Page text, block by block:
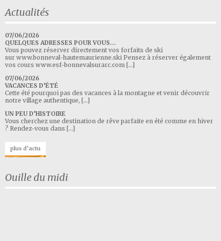
Actualités
07/06/2026
QUELQUES ADRESSES POUR VOUS…
Vous pouvez réserver directement vos forfaits de ski
sur www.bonneval-hautemaurienne.ski Pensez à réserver également
vos cours www.esf-bonnevalsurarc.com […]
07/06/2026
VACANCES D’ÉTÉ
Cette été pourquoi pas des vacances à la montagne et venir découvrir
notre village authentique, […]
UN PEU D’HISTOIRE
Vous cherchez une destination de rêve parfaite en été comme en hiver
? Rendez-vous dans […]
plus d’actu
Ouille du midi